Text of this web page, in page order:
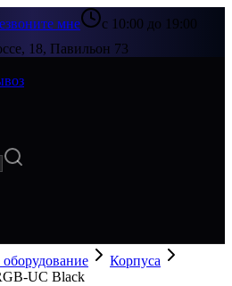
мне
с 10:00 до 19:00
18, Павильон 73
Корпуса
UC Black